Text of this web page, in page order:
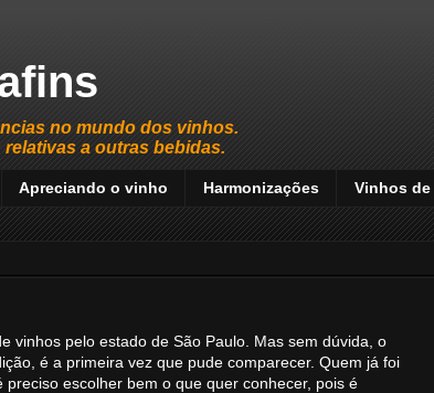
no mundo dos vinhos.
a outras bebidas.
Apreciando o vinho Harmonizações Vinhos de
vinhos pelo estado de São Paulo. Mas sem dúvida, o
é a primeira vez que pude comparecer. Quem já foi
escolher bem o que quer conhecer, pois é